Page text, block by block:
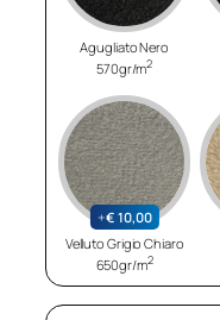
Agugliato Nero
570gr/m2
+€ 10,00
Velluto Grigio Chiaro
650gr/m2